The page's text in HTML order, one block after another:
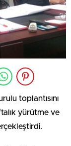
toplantısını
yürütme ve